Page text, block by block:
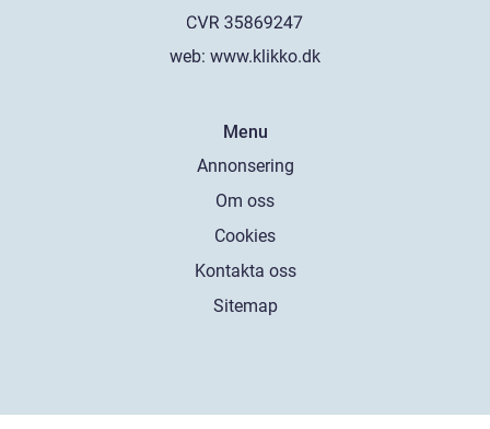
web: www.klikko.dk
Menu
Annonsering
Om oss
Cookies
Kontakta oss
Sitemap